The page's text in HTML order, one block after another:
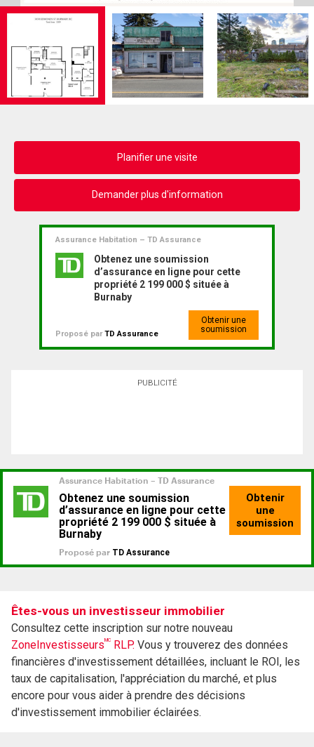
Planifier une visite
Demander plus d'information
Assurance Habitation – TD Assurance
Obtenez une soumission
d’assurance en ligne pour cette
propriété 2 199 000 $ située à
Burnaby
Proposé parTD Assurance
Obtenir une
soumission
PUBLICITÉ
Êtes-vous un investisseur immobilier
Consultez cette inscription sur notre nouveau
ZoneInvestisseursMC RLP. Vous y trouverez des données
financières d'investissement détaillées, incluant le ROI, les
taux de capitalisation, l'appréciation du marché, et plus
encore pour vous aider à prendre des décisions
d'investissement immobilier éclairées.